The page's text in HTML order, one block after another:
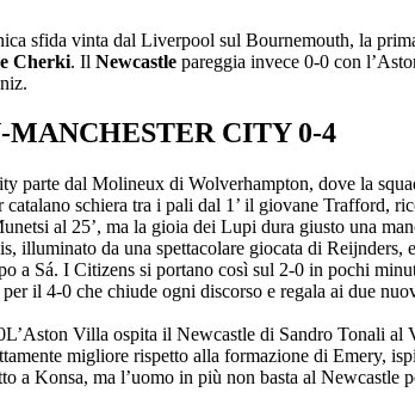
sfida vinta dal Liverpool sul Bournemouth, la
Cherki. Il Newcastle pareggia invece 0-0 con
CITY 0-4
parte dal Molineux di Wolverhampton, dove la
catalano schiera tra i pali dal 1’ il giovane
al 25’, ma la gioia dei Lupi dura giusto una
illuminato da una spettacolare giocata di
a Sá. I Citizens si portano così sul 2-0 in pochi
il 4-0 che chiude ogni discorso e regala ai due
L’Aston Villa ospita il Newcastle di Sandro Tonali al
migliore rispetto alla formazione di Emery,
a Konsa, ma l’uomo in più non basta al